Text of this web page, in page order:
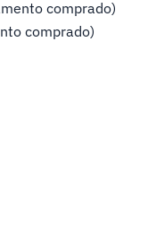
comprado)
comprado)